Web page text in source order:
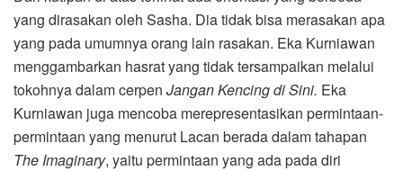
yang dirasakan oleh Sasha. Dia tidak bisa merasakan apa
yang pada umumnya orang lain rasakan. Eka Kurniawan
menggambarkan hasrat yang tidak tersampaikan melalui
tokohnya dalam cerpen Jangan Kencing di Sini. Eka
Kurniawan juga mencoba merepresentasikan permintaan-
permintaan yang menurut Lacan berada dalam tahapan
The Imaginary, yaitu permintaan yang ada pada diri